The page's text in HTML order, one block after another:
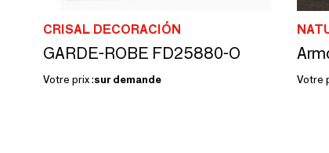
CRISAL DECORACIÓN
GARDE-ROBE FD25880-O
Votre prix :sur demande Votre